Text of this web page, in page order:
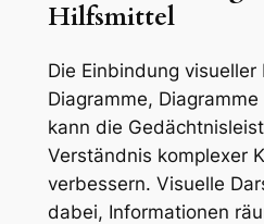
Hilfsmittel
Die Einbindung
Diagramme,
kann die
Verständnis komplexer
verbessern. Visuelle
dabei, Informationen